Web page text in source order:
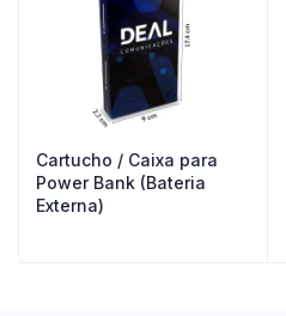
Cartucho / Caixa para
Power Bank (Bateria
Externa)